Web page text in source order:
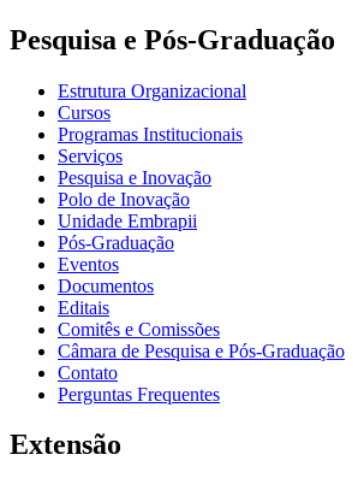
Pesquisa e Pós-Graduação
Estrutura Organizacional
Cursos
Programas Institucionais
Serviços
Pesquisa e Inovação
Polo de Inovação
Unidade Embrapii
Pós-Graduação
Eventos
Documentos
Editais
Comitês e Comissões
Câmara de Pesquisa e Pós-Graduação
Contato
Perguntas Frequentes
Extensão